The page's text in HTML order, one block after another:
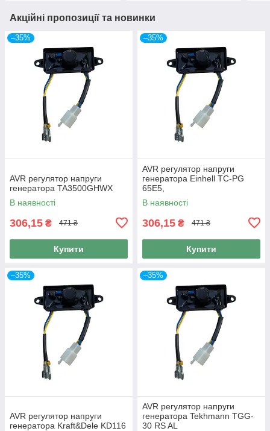
Акційні пропозиції та новинки
–35%
AVR регулятор напруги
генератора TA3500GHWX
В наявності
306,15 ₴ 471 ₴
Купити
–35%
AVR регулятор напруги
генератора Einhell TC-PG
65E5,
В наявності
306,15 ₴ 471 ₴
Купити
–35%
AVR регулятор напруги
генератора Kraft&Dele KD116
–35%
AVR регулятор напруги
генератора Tekhmann TGG-
30 RS AL